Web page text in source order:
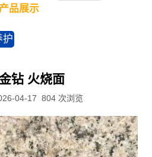
产品展示
护
钻 火烧面
04-17 804 次浏览